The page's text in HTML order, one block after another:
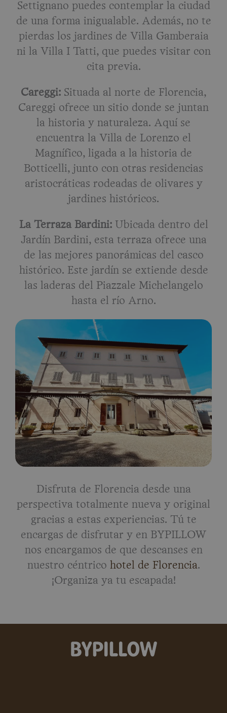
Settignano puedes contemplar la ciudad
de una forma inigualable. Además, no te
pierdas los jardines de Villa Gamberaia
ni la Villa I Tatti, que puedes visitar con
cita previa.
Careggi: Situada al norte de Florencia,
Careggi ofrece un sitio donde se juntan
la historia y naturaleza. Aquí se
encuentra la Villa de Lorenzo el
Magnífico, ligada a la historia de
Botticelli, junto con otras residencias
aristocráticas rodeadas de olivares y
jardines históricos.
La Terraza Bardini:Ubicada dentro del
Jardín Bardini, esta terraza ofrece una
de las mejores panorámicas del casco
histórico. Este jardín se extiende desde
las laderas del Piazzale Michelangelo
hasta el río Arno.
Disfruta de Florencia desde una
perspectiva totalmente nueva y original
gracias a estas experiencias. Tú te
encargas de disfrutar y en BYPILLOW
nos encargamos de que descanses en
nuestro céntrico hotel de Florencia.
¡Organiza ya tu escapada!